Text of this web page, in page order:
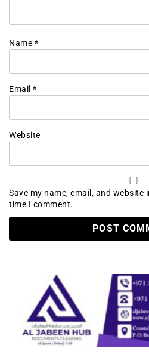
Name *
Email *
Website
Save my name, email, and
time I comment.